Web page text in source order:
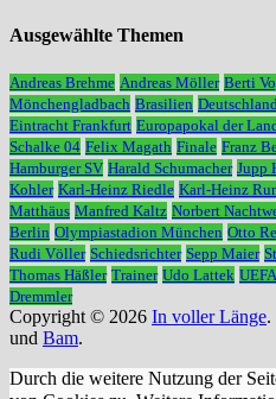
Ausgewählte Themen
Andreas Brehme Andreas Möller Berti
Mönchengladbach Brasilien
Eintracht Frankfurt Europapokal der
Schalke 04 Felix Magath Finale Franz
Hamburger SV Harald Schumacher Jupp
Kohler Karl-Heinz Riedle Karl-Heinz
Matthäus Manfred Kaltz Norbert
Berlin Olympiastadion München Otto
Rudi Völler Schiedsrichter Sepp Maier
Thomas Häßler Trainer Udo Lattek
Dremmler
Copyright © 2026 In voller Länge.
und Bam.
Durch die weitere Nutzung der